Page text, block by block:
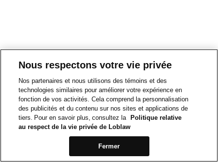
Nous respectons votre vie privée
Nos partenaires et nous utilisons des témoins et des
technologies similaires pour améliorer votre expérience en
fonction de vos activités. Cela comprend la personnalisation
des publicités et du contenu sur nos sites et applications de
tiers. Pour en savoir plus, consultez la
Politique relative
au respect de la vie privée de Loblaw
Fermer